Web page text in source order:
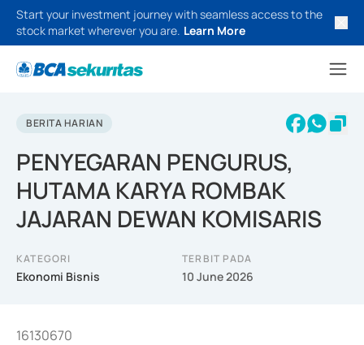
Start your investment journey with seamless access to the
stock market wherever you are. Learn More
BERITA HARIAN
PENYEGARAN PENGURUS,
HUTAMA KARYA ROMBAK
JAJARAN DEWAN KOMISARIS
KATEGORI
Ekonomi Bisnis
TERBIT PADA
10 June 2026
16130670